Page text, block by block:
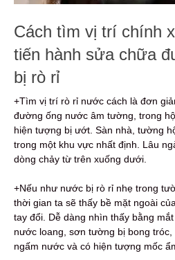
Cách tìm vị trí chính
tiến hành sửa chữa
bị rò rỉ
+Tìm vị trí rò rỉ nước cách là đơn
đường ống nước âm tường, trong
hiện tượng bị ướt. Sàn nhà, tường
trong một khu vực nhất định. Lâu
dòng chảy từ trên xuống dưới.
+Nếu như nước bị rò rỉ nhẹ trong
thời gian ta sẽ thấy bề mặt ngoài
tay đổi. Dễ dàng nhìn thấy bằng
nước loang, sơn tường bị bong
ngấm nước và có hiện tượng mốc